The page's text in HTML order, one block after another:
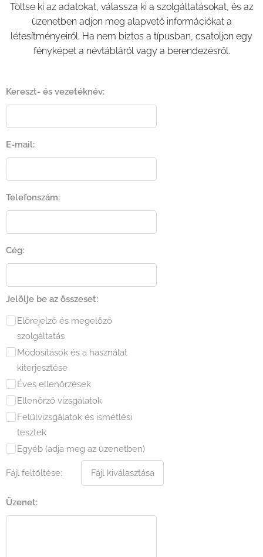
Töltse ki az adatokat, válassza ki a szolgáltatásokat, és az
üzenetben adjon meg alapvető információkat a
létesítményeiről. Ha nem biztos a típusban, csatoljon egy
fényképet a névtábláról vagy a berendezésről.
Kereszt- és vezetéknév:
E-mail:
Telefonszám:
Cég:
Jelölje be az összeset:
Előrejelző és megelőző
szolgáltatás
Módosítások és a használat
kiterjesztése
Éves ellenőrzések
Ellenőrző vizsgálatok
Felülvizsgálatok és ismétlési
tesztek
Egyéb (adja meg az üzenetben)
Fájl feltöltése: Fájl kiválasztása
Üzenet: